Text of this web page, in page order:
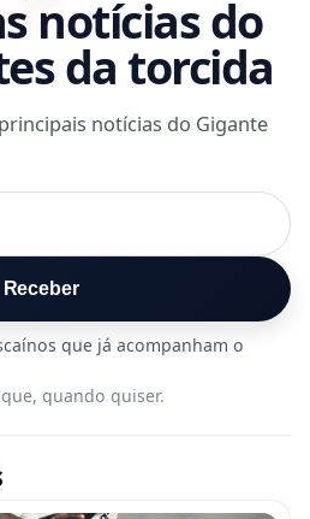
notícias do
da torcida
notícias do Gigante
Receber
quando quiser.